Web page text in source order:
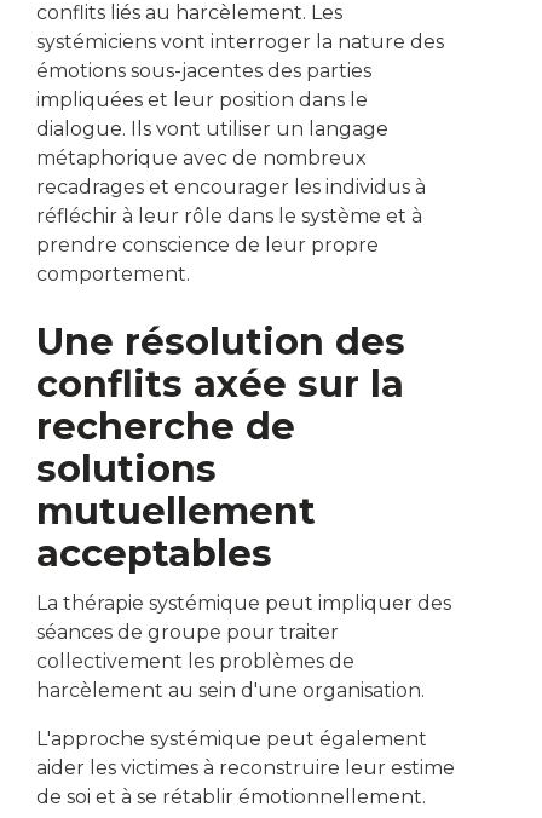
conflits liés au harcèlement. Les
systémiciens vont interroger la nature des
émotions sous-jacentes des parties
impliquées et leur position dans le
dialogue. Ils vont utiliser un langage
métaphorique avec de nombreux
recadrages et encourager les individus à
réfléchir à leur rôle dans le système et à
prendre conscience de leur propre
comportement.
Une résolution des
conflits axée sur la
recherche de
solutions
mutuellement
acceptables
La thérapie systémique peut impliquer des
séances de groupe pour traiter
collectivement les problèmes de
harcèlement au sein d'une organisation.
L'approche systémique peut également
aider les victimes à reconstruire leur estime
de soi et à se rétablir émotionnellement.